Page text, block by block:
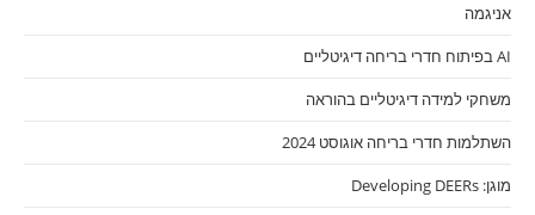
אניגמה
AI בפיתוח חדרי בריחה דיגיטליים
משחקי למידה דיגיטליים בהוראה
השתלמות חדרי בריחה אוגוסט 2024
מוגן: Developing DEERs